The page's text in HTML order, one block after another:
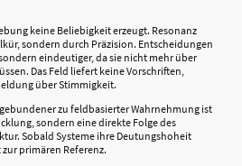
keine Beliebigkeit erzeugt. Resonanz
sondern durch Präzision. Entscheidungen
eindeutiger, da sie nicht mehr über
Das Feld liefert keine Vorschriften,
über Stimmigkeit.
zu feldbasierter Wahrnehmung ist
sondern eine direkte Folge des
Sobald Systeme ihre Deutungshoheit
primären Referenz.